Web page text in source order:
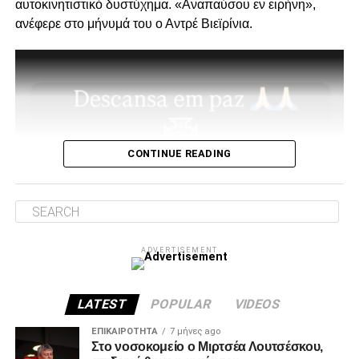
στήριξη παραμείνατε 15μελες μετά την παραίτηση
Για εμάς δεν έχει αλλάξει κάτι, οι λόγοι της στήριξης μας
από την αρχή μέχρι σήμερα παραμένουν ίδιοι.
2. Την πιο σίγουρη και την πιο γρήγορη λύση για την
πολύ να δωθεί στον λαό του ΠΑΟΚ.
Και από ότι φαίνεται, ούτε γρήγοροι, ούτε σίγουροι, ούτε
ανεξάρτητοι σταθήκατε.
αυτοκινητιστικό δυστύχημα. «Αναπαύσου εν ειρήνη»,
ανέφερε στο μήνυμά του ο Αντρέ Βιεϊρίνια.
CONTINUE READING
ADVERTISEMENT
LATEST POPULAR VIDEOS
ΕΠΙΚΑΙΡΌΤΗΤΑ 7 μήνες ago
Στο νοσοκομείο ο Μιρτσέα Λουτσέσκου,